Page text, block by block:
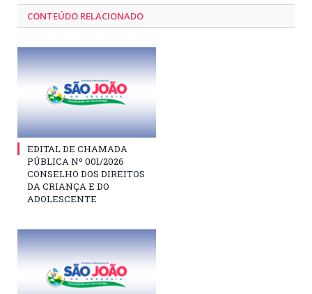
CONTEÚDO RELACIONADO
EDITAL DE CHAMADA
PÚBLICA Nº 001/2026
CONSELHO DOS DIREITOS
DA CRIANÇA E DO
ADOLESCENTE